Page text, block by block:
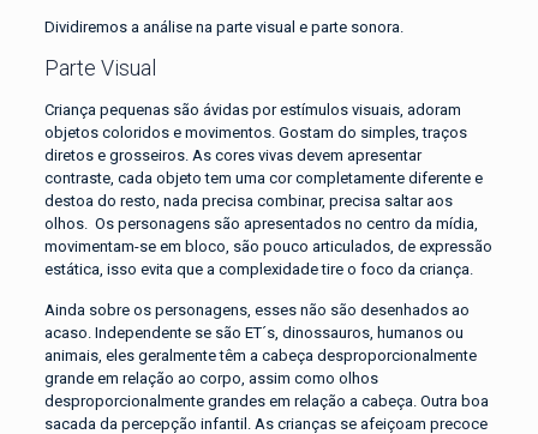
Dividiremos a análise na parte visual e parte sonora.
Parte Visual
Criança pequenas são ávidas por estímulos visuais, adoram
objetos coloridos e movimentos. Gostam do simples, traços
diretos e grosseiros. As cores vivas devem apresentar
contraste, cada objeto tem uma cor completamente diferente e
destoa do resto, nada precisa combinar, precisa saltar aos
olhos. Os personagens são apresentados no centro da mídia,
movimentam-se em bloco, são pouco articulados, de expressão
estática, isso evita que a complexidade tire o foco da criança.
Ainda sobre os personagens, esses não são desenhados ao
acaso. Independente se são ET´s, dinossauros, humanos ou
animais, eles geralmente têm a cabeça desproporcionalmente
grande em relação ao corpo, assim como olhos
desproporcionalmente grandes em relação a cabeça. Outra boa
sacada da percepção infantil. As crianças se afeiçoam precoce